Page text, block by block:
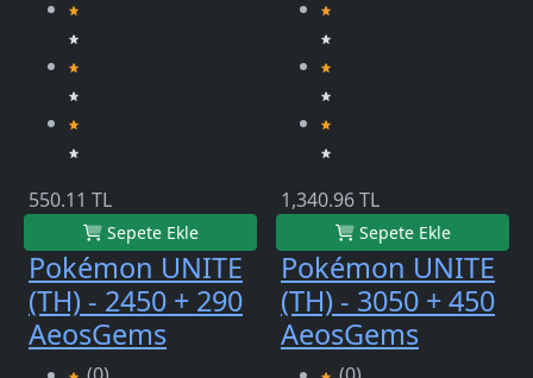
550.11 TL
Sepete Ekle
1,340.96 TL
Sepete Ekle
Pokémon UNITE
(TH) - 2450 + 290
AeosGems
Pokémon UNITE
(TH) - 3050 + 450
AeosGems